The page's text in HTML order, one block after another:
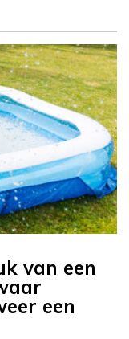
van een
een